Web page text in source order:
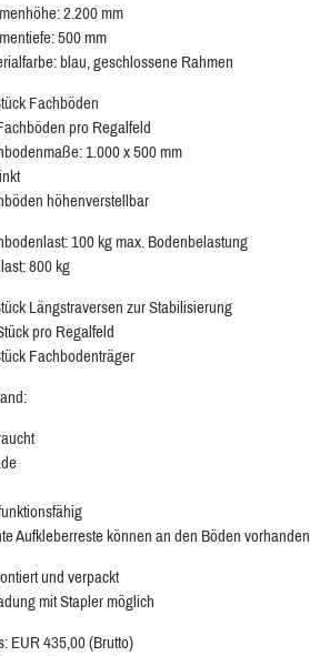
2.200 mm
500 mm
blau, geschlossene Rahmen
Fachböden
pro Regalfeld
1.000 x 500 mm
höhenverstellbar
100 kg max. Bodenbelastung
800 kg
Längstraversen zur Stabilisierung
pro Regalfeld
Fachbodenträger
Aufkleberreste können an den Böden
und verpackt
mit Stapler möglich
EUR 435,00 (Brutto)